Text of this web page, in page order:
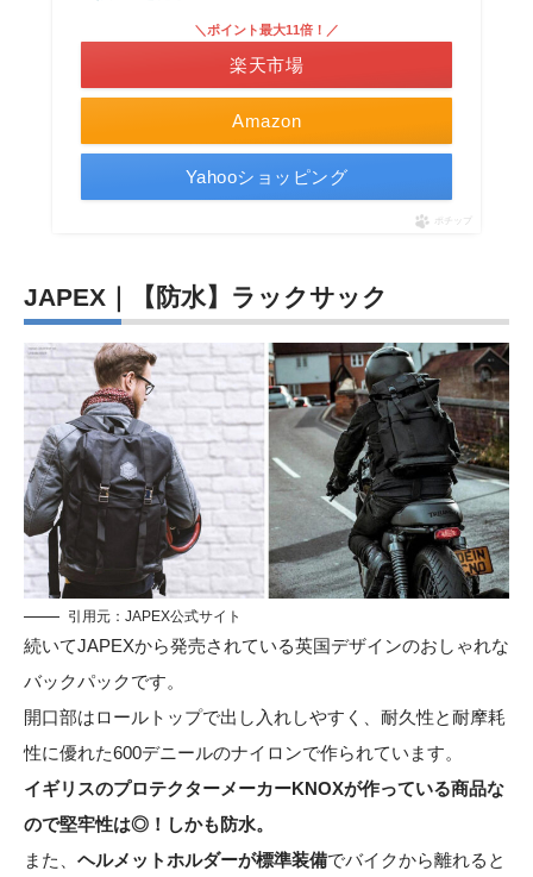
Amazon
＼ポイント最大11倍！／
楽天市場
Yahooショッピング
ポチップ
JAPEX｜【防水】ラックサック
引用元： JAPEX公式サイト
続いてJAPEXから発売されている英国デザインのおしゃれな
バックパックです。
開口部はロールトップで出し入れしやすく、耐久性と耐摩耗
性に優れた600デニールのナイロンで作られています。
イギリスのプロテクターメーカーKNOXが作っている商品な
ので堅牢性は◎！しかも防水。
また、 ヘルメットホルダーが標準装備でバイクから離れると